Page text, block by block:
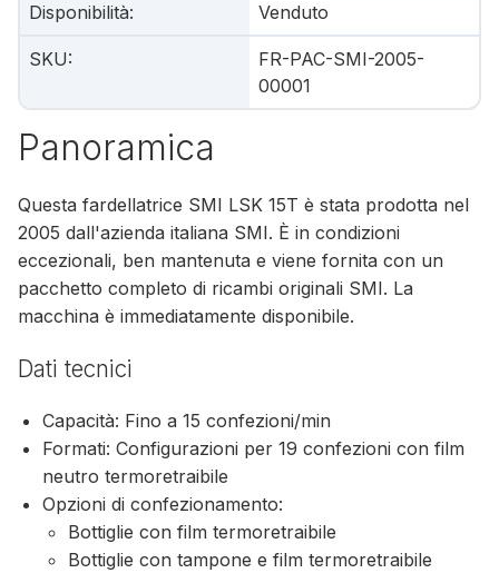
Disponibilità: Venduto
SKU:
FR-PAC-SMI-2005-
00001
Panoramica
Questa fardellatrice SMI LSK 15T è stata prodotta nel
2005 dall'azienda italiana SMI. È in condizioni
eccezionali, ben mantenuta e viene fornita con un
pacchetto completo di ricambi originali SMI. La
macchina è immediatamente disponibile.
Dati tecnici
Capacità: Fino a 15 confezioni/min
Formati: Configurazioni per 19 confezioni con film
neutro termoretraibile
Opzioni di confezionamento:
Bottiglie con film termoretraibile
Bottiglie con tampone e film termoretraibile